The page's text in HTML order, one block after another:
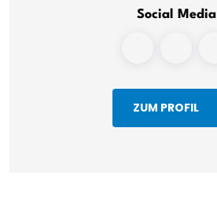
Social Media
ZUM PROFIL